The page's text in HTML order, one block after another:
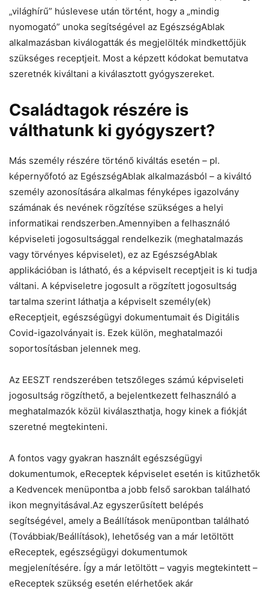
„világhírű” húslevese után történt, hogy a „mindig
nyomogató” unoka segítségével az EgészségAblak
alkalmazásban kiválogatták és megjelölték mindkettőjük
szükséges receptjeit. Most a képzett kódokat bemutatva
szeretnék kiváltani a kiválasztott gyógyszereket.
Családtagok részére is
válthatunk ki gyógyszert?
Más személy részére történő kiváltás esetén – pl.
képernyőfotó az EgészségAblak alkalmazásból – a kiváltó
személy azonosítására alkalmas fényképes igazolvány
számának és nevének rögzítése szükséges a helyi
informatikai rendszerben.Amennyiben a felhasználó
képviseleti jogosultsággal rendelkezik (meghatalmazás
vagy törvényes képviselet), ez az EgészségAblak
applikációban is látható, és a képviselt receptjeit is ki tudja
váltani. A képviseletre jogosult a rögzített jogosultság
tartalma szerint láthatja a képviselt személy(ek)
eReceptjeit, egészségügyi dokumentumait és Digitális
Covid-igazolványait is. Ezek külön, meghatalmazói
soportosításban jelennek meg.
Az EESZT rendszerében tetszőleges számú képviseleti
jogosultság rögzíthető, a bejelentkezett felhasználó a
meghatalmazók közül kiválaszthatja, hogy kinek a fiókját
szeretné megtekinteni.
A fontos vagy gyakran használt egészségügyi
dokumentumok, eReceptek képviselet esetén is kitűzhetők
a Kedvencek menüpontba a jobb felső sarokban található
ikon megnyitásával.Az egyszerűsített belépés
segítségével, amely a Beállítások menüpontban található
(Továbbiak/Beállítások), lehetőség van a már letöltött
eReceptek, egészségügyi dokumentumok
megjelenítésére. Így a már letöltött – vagyis megtekintett –
eReceptek szükség esetén elérhetőek akár